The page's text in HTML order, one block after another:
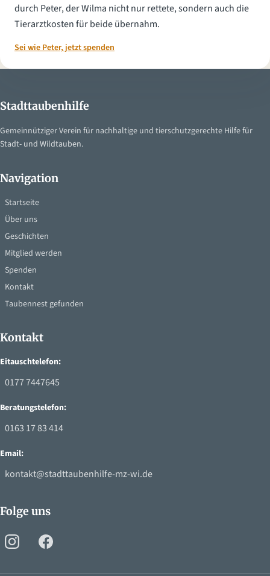
durch Peter, der Wilma nicht nur rettete, sondern auch die
Tierarztkosten für beide übernahm.
Sei wie Peter, jetzt spenden
Stadttaubenhilfe
Gemeinnütziger Verein für nachhaltige und tierschutzgerechte Hilfe für
Stadt- und Wildtauben.
Navigation
Startseite
Über uns
Geschichten
Mitglied werden
Spenden
Kontakt
Taubennest gefunden
Kontakt
Eitauschtelefon:
0177 7447645
Beratungstelefon:
0163 17 83 414
Email:
kontakt@stadttaubenhilfe-mz-wi.de
Folge uns